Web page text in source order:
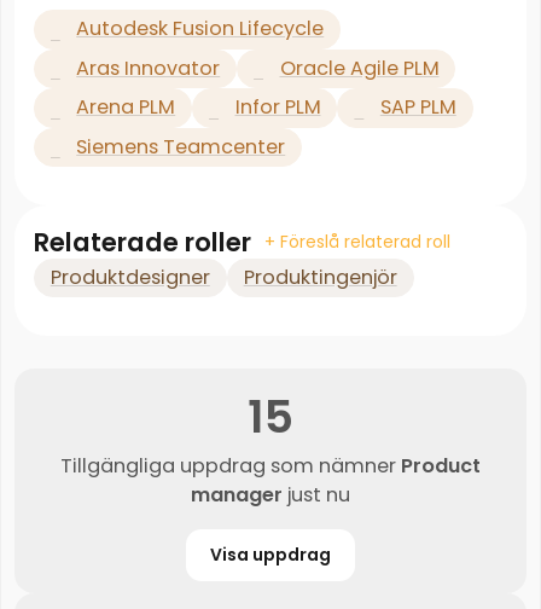
Autodesk Fusion Lifecycle
Aras Innovator
Oracle Agile PLM
Arena PLM
Infor PLM
SAP PLM
Siemens Teamcenter
Relaterade roller + Föreslå relaterad roll
Produktdesigner Produktingenjör
15
Tillgängliga uppdrag som nämner Product
manager just nu
Visa uppdrag